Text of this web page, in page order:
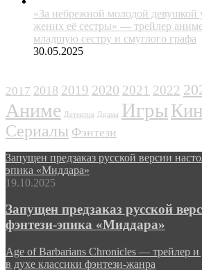
«За небрежной молодой
жених её сестры» — трейлер
младшую сестру и смуглого графа
30.05.2025
2017 2018 2019 2020 2021 2022
Аниме Детектив Драма Игры
Сериалы Фэнтези
Запущен предзаказ русской версии
эпика «Миддара»
19.10.2025
Запущен предзаказ русской
фэнтези-эпика «Миддара»
Age of Barbarians Chronicles — трейлер и
в духе классики фэнтези-жанра